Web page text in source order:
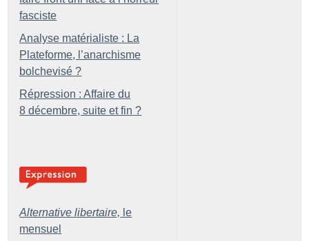
fasciste
Analyse matérialiste : La
Plateforme, l’anarchisme
bolchevisé ?
Répression : Affaire du
8 décembre, suite et fin ?
Alternative libertaire, le
mensuel